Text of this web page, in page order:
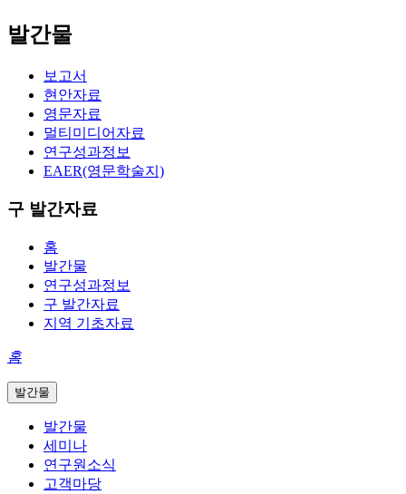
발간물
보고서
현안자료
영문자료
멀티미디어자료
연구성과정보
EAER(영문학술지)
구 발간자료
홈
발간물
연구성과정보
구 발간자료
지역 기초자료
홈
발간물
발간물
세미나
연구원소식
고객마당